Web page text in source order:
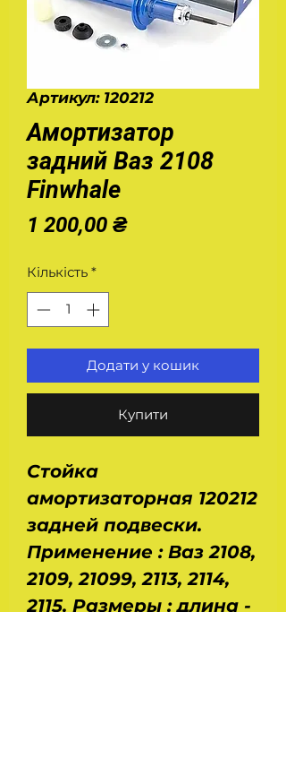
Артикул: 120212
Амортизатор
задний Ваз 2108
Finwhale
1 200,00 ₴Ціна
Кількість *
Додати у кошик
Купити
Стойка
амортизаторная 120212
задней подвески.
Применение : Ваз 2108,
2109, 21099, 2113, 2114,
2115. Размеры : длина -